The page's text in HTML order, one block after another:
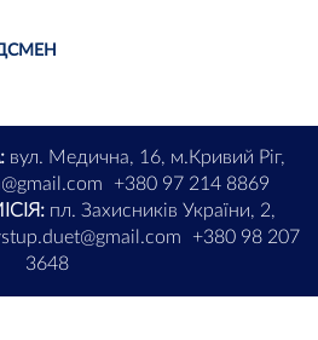
вул. Медична, 16, м.Кривий Ріг,
+380 97 214 8869
пл. Захисників України, 2,
+380 98 207
3648